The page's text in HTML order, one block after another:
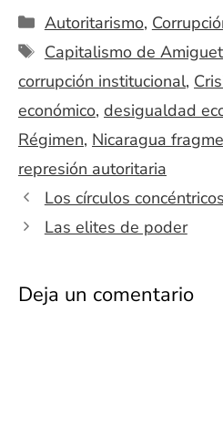
Categorías
Autoritarismo,
Etiquetas
Capitalismo de
corrupción institucional,
económico, desigualdad
Régimen, Nicaragua
represión autoritaria
Los círculos
Las elites de poder
Deja un comentario